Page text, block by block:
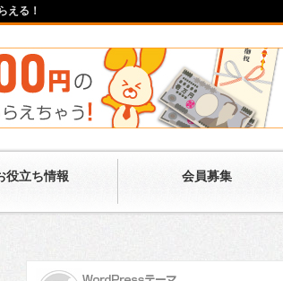
役立ち情報 会員募集
える！